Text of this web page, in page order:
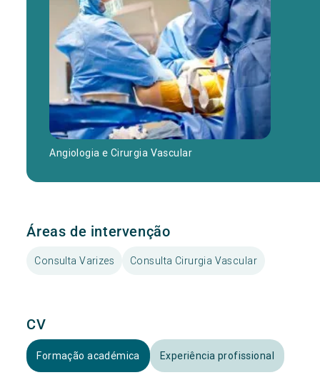
Angiologia e Cirurgia Vascular
Áreas de intervenção
Consulta Varizes Consulta Cirurgia Vascular
CV
Formação académica Experiência profissional